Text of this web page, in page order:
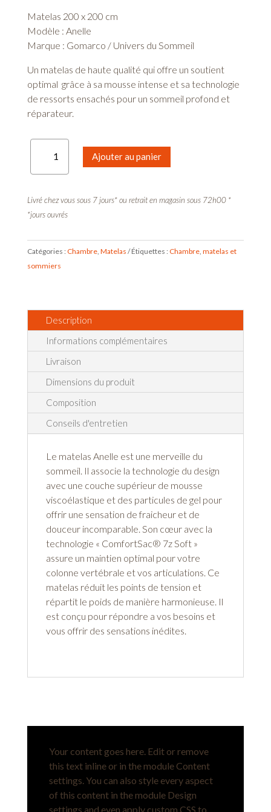
Matelas 200 x 200 cm
Modèle : Anelle
Marque : Gomarco / Univers du Sommeil
Un matelas de haute qualité qui offre un soutient
optimal grâce à sa mousse intense et sa technologie
de ressorts ensachés pour un sommeil profond et
réparateur.
Matelas
-
200
200
Ajouter au panier
Livré chez vous sous 7 jours* ou retrait en magasin sous 72h00 *
*jours ouvrés
Catégories : Chambre, Matelas Étiquettes : Chambre, matelas et
sommiers
Description
Informations complémentaires
Livraison
Dimensions du produit
Composition
Conseils d'entretien
Le matelas Anelle est une merveille du
sommeil. Il associe la technologie du design
avec une couche supérieur de mousse
viscoélastique et des particules de gel pour
offrir une sensation de fraicheur et de
douceur incomparable. Son cœur avec la
technologie « ComfortSac® 7z Soft »
assure un maintien optimal pour votre
colonne vertébrale et vos articulations. Ce
matelas réduit les points de tension et
répartit le poids de manière harmonieuse. Il
est conçu pour répondre a vos besoins et
vous offrir des sensations inédites.
Your content goes here. Edit or remove
this text inline or in the module Content
settings. You can also style every aspect
of this content in the module Design
settings and even apply custom CSS to